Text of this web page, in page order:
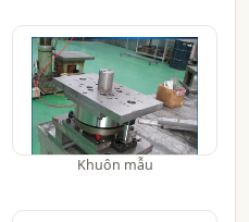
Khuôn mẫu